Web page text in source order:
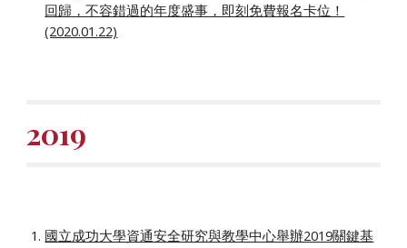
回歸，不容錯過的年度盛事，即刻免費報名卡位！
(2020.01.22)
2019
國立成功大學資通安全研究與教學中心舉辦2019關鍵基